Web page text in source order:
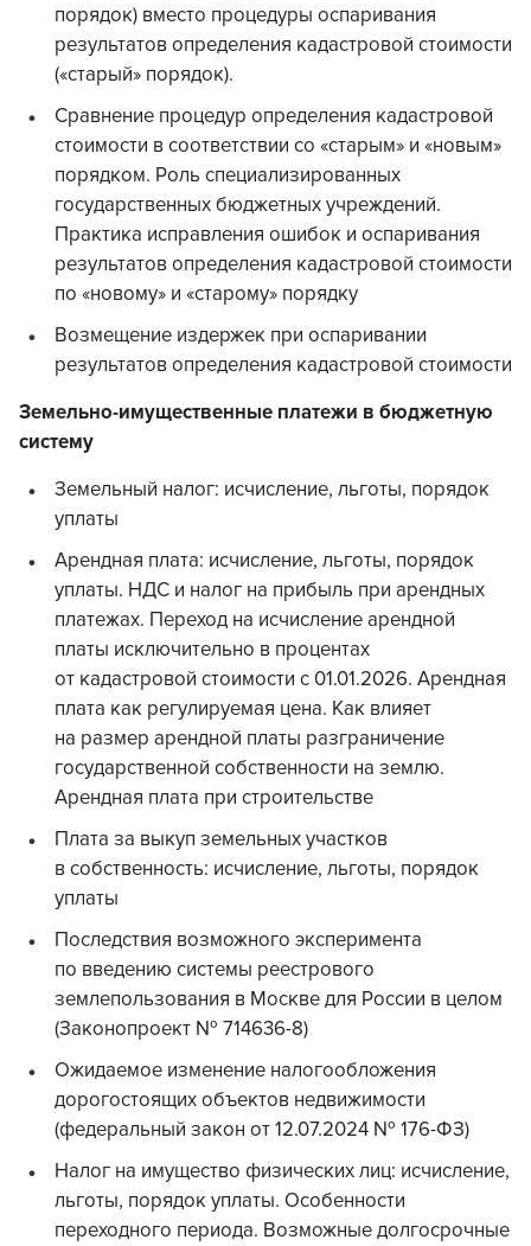
порядок) вместо процедуры оспаривания
результатов определения кадастровой стоимости
(«старый» порядок).
Сравнение процедур определения кадастровой
стоимости в соответствии со «старым» и «новым»
порядком. Роль специализированных
государственных бюджетных учреждений.
Практика исправления ошибок и оспаривания
результатов определения кадастровой стоимости
по «новому» и «старому» порядку
Возмещение издержек при оспаривании
результатов определения кадастровой стоимости
Земельно-имущественные платежи в бюджетную
систему
Земельный налог: исчисление, льготы, порядок
уплаты
Арендная плата: исчисление, льготы, порядок
уплаты. НДС и налог на прибыль при арендных
платежах. Переход на исчисление арендной
платы исключительно в процентах
от кадастровой стоимости с 01.01.2026. Арендная
плата как регулируемая цена. Как влияет
на размер арендной платы разграничение
государственной собственности на землю.
Арендная плата при строительстве
Плата за выкуп земельных участков
в собственность: исчисление, льготы, порядок
уплаты
Последствия возможного эксперимента
по введению системы реестрового
землепользования в Москве для России в целом
(Законопроект № 714636-8)
Ожидаемое изменение налогообложения
дорогостоящих объектов недвижимости
(федеральный закон от 12.07.2024 № 176-ФЗ)
Налог на имущество физических лиц: исчисление,
льготы, порядок уплаты. Особенности
переходного периода. Возможные долгосрочные